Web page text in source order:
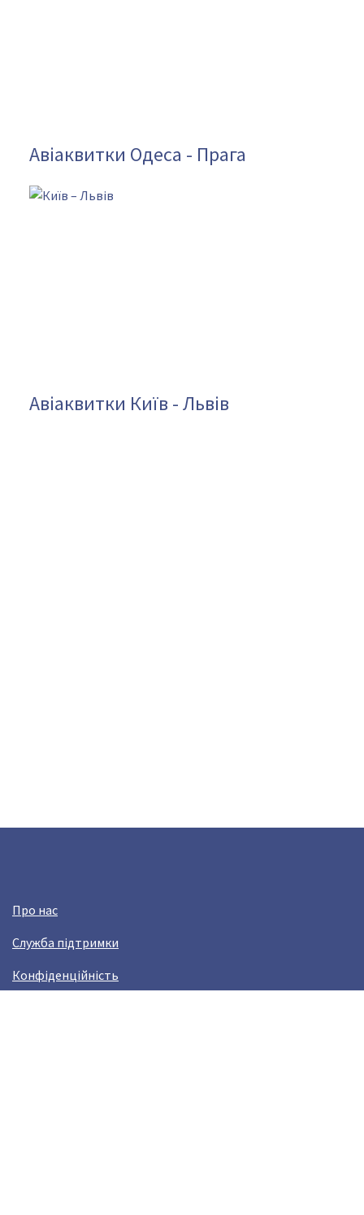
Авіаквитки Одеса - Прага
Авіаквитки Київ - Львів
Про нас
Служба підтримки
Конфіденційність